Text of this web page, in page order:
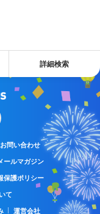
詳細検索
お問い合わせ
ールマガジン
保護ポリシー
て
運営会社